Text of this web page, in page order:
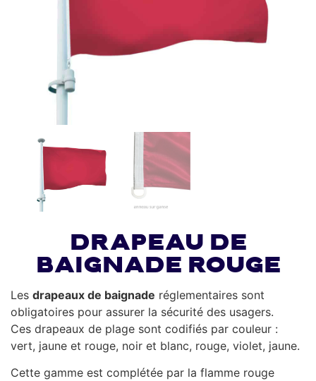
Drapeau de
baignade rouge
Les drapeaux de baignade réglementaires sont
obligatoires pour assurer la sécurité des usagers.
Ces drapeaux de plage sont codifiés par couleur :
vert, jaune et rouge, noir et blanc, rouge, violet, jaune.
Cette gamme est complétée par la flamme rouge